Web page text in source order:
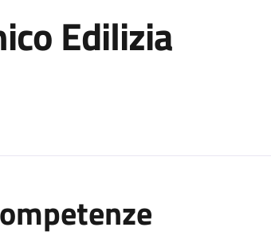
Edilizia